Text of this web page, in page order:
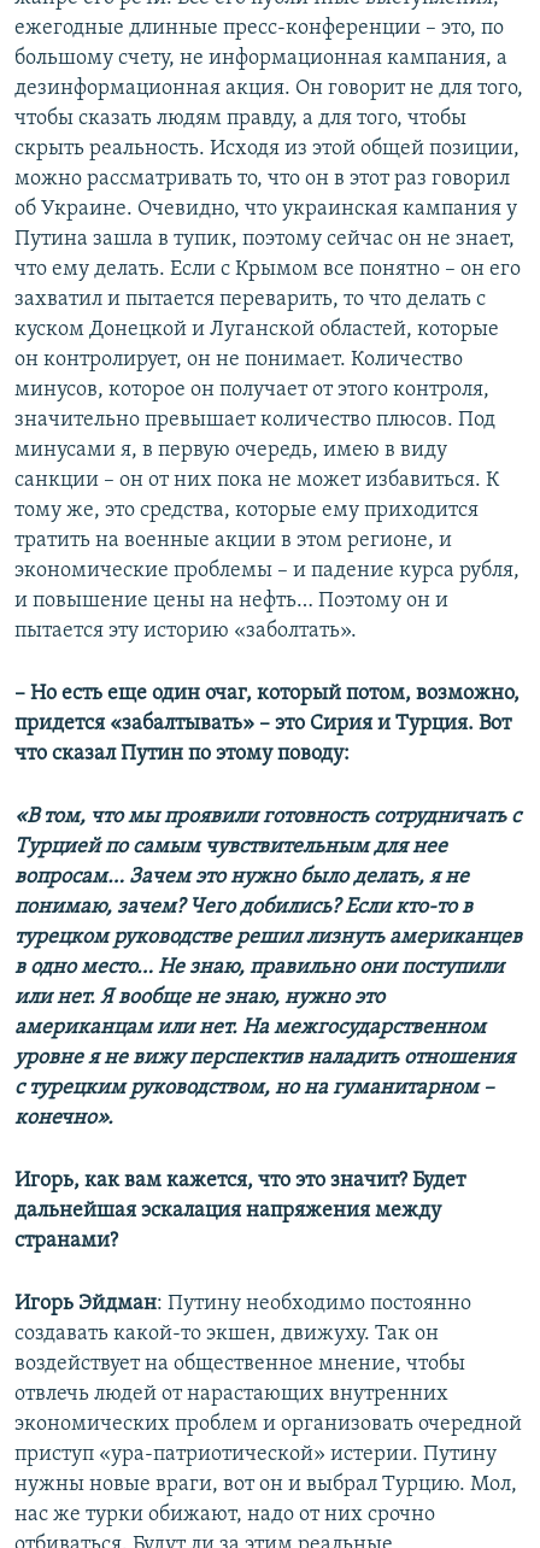
ежегодные длинные пресс-конференции – это, по
большому счету, не информационная кампания, а
дезинформационная акция. Он говорит не для того,
чтобы сказать людям правду, а для того, чтобы
скрыть реальность. Исходя из этой общей позиции,
можно рассматривать то, что он в этот раз говорил
об Украине. Очевидно, что украинская кампания у
Путина зашла в тупик, поэтому сейчас он не знает,
что ему делать. Если с Крымом все понятно – он его
захватил и пытается переварить, то что делать с
куском Донецкой и Луганской областей, которые
он контролирует, он не понимает. Количество
минусов, которое он получает от этого контроля,
значительно превышает количество плюсов. Под
минусами я, в первую очередь, имею в виду
санкции – он от них пока не может избавиться. К
тому же, это средства, которые ему приходится
тратить на военные акции в этом регионе, и
экономические проблемы – и падение курса рубля,
и повышение цены на нефть… Поэтому он и
пытается эту историю «заболтать».
– Но есть еще один очаг, который потом, возможно,
придется «забалтывать» – это Сирия и Турция. Вот
что сказал Путин по этому поводу:
«В том, что мы проявили готовность сотрудничать с
Турцией по самым чувствительным для нее
вопросам… Зачем это нужно было делать, я не
понимаю, зачем? Чего добились? Если кто-то в
турецком руководстве решил лизнуть американцев
в одно место… Не знаю, правильно они поступили
или нет. Я вообще не знаю, нужно это
американцам или нет. На межгосударственном
уровне я не вижу перспектив наладить отношения
с турецким руководством, но на гуманитарном –
конечно».
Игорь, как вам кажется, что это значит? Будет
дальнейшая эскалация напряжения между
странами?
Игорь Эйдман: Путину необходимо постоянно
создавать какой-то экшен, движуху. Так он
воздействует на общественное мнение, чтобы
отвлечь людей от нарастающих внутренних
экономических проблем и организовать очередной
приступ «ура-патриотической» истерии. Путину
нужны новые враги, вот он и выбрал Турцию. Мол,
нас же турки обижают, надо от них срочно